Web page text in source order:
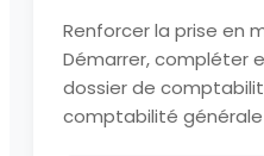
Renforcer la prise en
Démarrer, compléter
dossier de
comptabilité générale